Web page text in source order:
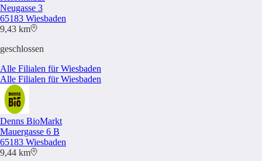
Neugasse 3
65183 Wiesbaden
9,43 km
geschlossen
Alle Filialen für Wiesbaden
Alle Filialen für Wiesbaden
Denns BioMarkt
Mauergasse 6 B
65183 Wiesbaden
9,44 km